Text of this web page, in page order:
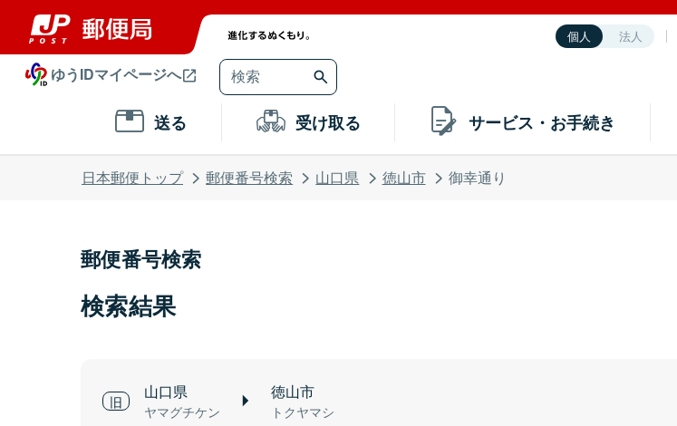
個人 法人
ゆうIDマイページへ
送る 受け取る サービス・お手続き
日本郵便トップ 郵便番号検索 山口県 徳山市 御幸通り
郵便番号検索
検索結果
山口県
ヤマグチケン
徳山市
トクヤマシ